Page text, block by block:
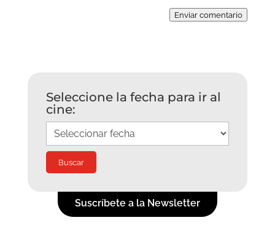
Enviar comentario
Seleccione la fecha para ir al
cine:
Suscríbete a la Newsletter